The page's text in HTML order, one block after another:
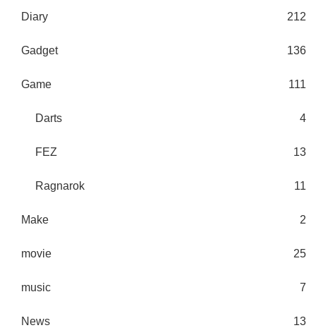
Diary 212
Gadget 136
Game 111
Darts 4
FEZ 13
Ragnarok 11
Make 2
movie 25
music 7
News 13